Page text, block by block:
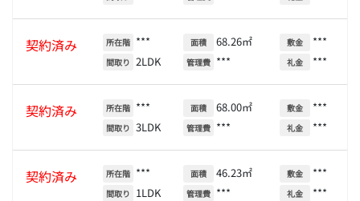
契約済み 所在階 ***
間取り 2LDK
面積 68.26㎡
管理費 ***
敷金 ***
礼金 ***
契約済み 所在階 ***
間取り 3LDK
面積 68.00㎡
管理費 ***
敷金 ***
礼金 ***
契約済み 所在階 ***
間取り 1LDK
面積 46.23㎡
管理費 ***
敷金 ***
礼金 ***